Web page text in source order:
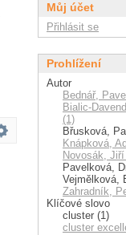
Můj účet
Přihlásit se
Prohlížení
Autor
Bednář,
Bialic-
(1)
Břusková,
Knápková,
Novosák, Jiří
Pavelková,
Vejmělková,
Zahradník,
Klíčové slovo
cluster (1)
cluster